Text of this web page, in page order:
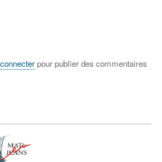
pour publier des commentaires